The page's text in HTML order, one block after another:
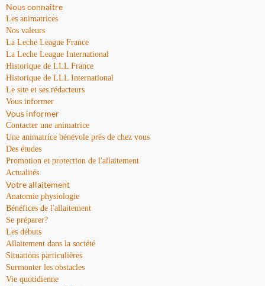
Nous connaître
Les animatrices
Nos valeurs
La Leche League France
La Leche League International
Historique de LLL France
Historique de LLL International
Le site et ses rédacteurs
Vous informer
Vous informer
Contacter une animatrice
Une animatrice bénévole près de chez vous
Des études
Promotion et protection de l'allaitement
Actualités
Votre allaitement
Anatomie physiologie
Bénéfices de l'allaitement
Se préparer?
Les débuts
Allaitement dans la société
Situations particulières
Surmonter les obstacles
Vie quotidienne